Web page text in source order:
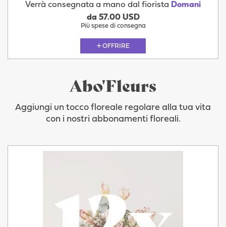
Verrà consegnata a mano dal fiorista Domani
da 57.00 USD
Più spese di consegna
OFFRIRE
Abo'Fleurs
Aggiungi un tocco floreale regolare alla tua vita
con i nostri abbonamenti floreali.